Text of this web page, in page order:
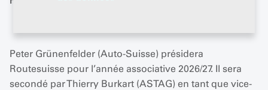
Peter Grünenfelder (Auto-Suisse) présidera
Routesuisse pour l’année associative 2026/27. Il sera
secondé par Thierry Burkart (ASTAG) en tant que vice-